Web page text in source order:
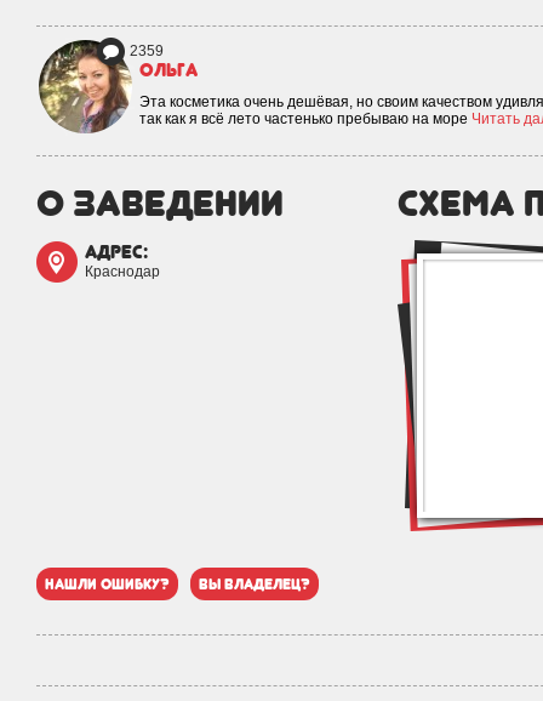
2359
ОЛЬГА
Эта косметика очень дешёвая, но своим качеством
так как я всё лето частенько пребываю на море Читать
о заведении
адрес:
Краснодар
схема
нашли ошибку? вы владелец?